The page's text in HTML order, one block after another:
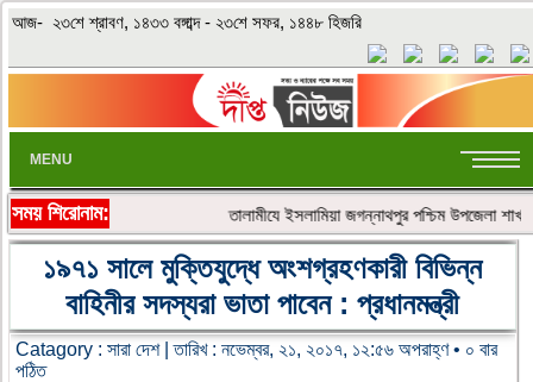
আজ- ২৩শে শ্রাবণ, ১৪৩৩ বঙ্গাব্দ - ২৩শে সফর, ১৪৪৮ হিজরি
MENU
সময় শিরোনাম: ‎তালামীযে ইসলামিয়া জগন্নাথপুর পশ্চিম উপজেলা
১৯৭১ সালে মুক্তিযুদ্ধে অংশগ্রহণকারী বিভিন্ন
বাহিনীর সদস্যরা ভাতা পাবেন : প্রধানমন্ত্রী
Catagory : সারা দেশ| তারিখ : নভেম্বর, ২১, ২০১৭, ১২:৫৬ অপরাহ্ণ • ০ বার
পঠিত